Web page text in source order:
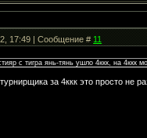
17:49 | Сообщение #11
с тигра янь-тянь ушло 4ккк, на
за 4ккк это просто не